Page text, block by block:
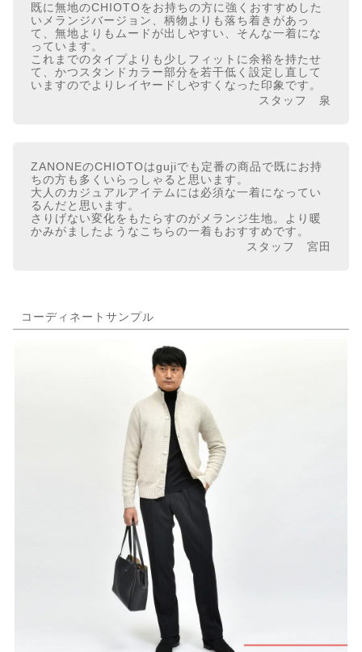
既に無地のCHIOTOをお持ちの方に強くおすすめした
いメランジバージョン、柄物よりも落ち着きがあっ
て、無地よりもムードが出しやすい、そんな一着にな
っています。
これまでのタイプよりも少しフィットに余裕を持たせ
て、かつスタンドカラー部分を若干低く設定し直して
いますのでよりレイヤードしやすくなった印象です。
スタッフ 泉
ZANONEのCHIOTOはgujiでも定番の商品で既にお持
ちの方も多くいらっしゃると思います。
大人のカジュアルアイテムには必須な一着になってい
るんだと思います。
さりげない変化をもたらすのがメランジ生地。より暖
かみがましたようなこちらの一着もおすすめです。
スタッフ 宮田
コーディネートサンプル